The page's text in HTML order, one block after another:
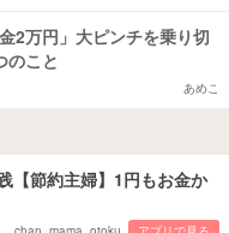
2万円」大ピンチを乗り切
のこと
あめこ
【節約主婦】1円もお金か